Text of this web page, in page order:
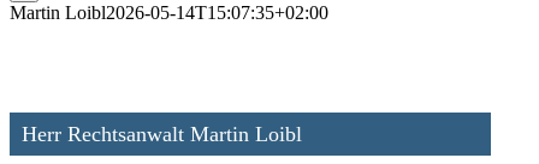
Martin Loibl2026-05-14T15:07:35+02:00
Herr Rechtsanwalt Martin Loibl